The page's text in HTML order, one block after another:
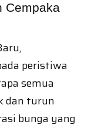
Cempaka
peristiwa
semua
dan turun
bunga yang